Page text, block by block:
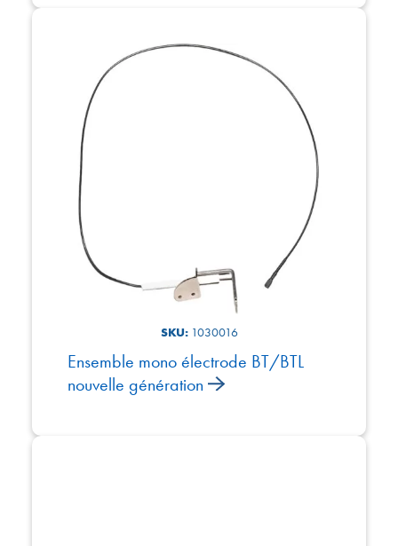
SKU:1030016
Ensemble mono électrode BT/BTL
nouvelle génération